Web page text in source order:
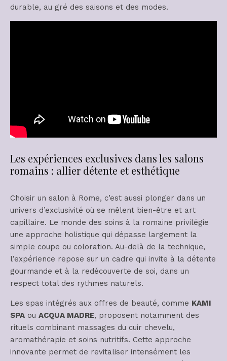
durable, au gré des saisons et des modes.
Les expériences exclusives dans les salons
romains : allier détente et esthétique
Choisir un salon à Rome, c’est aussi plonger dans un
univers d’exclusivité où se mêlent bien-être et art
capillaire. Le monde des soins à la romaine privilégie
une approche holistique qui dépasse largement la
simple coupe ou coloration. Au-delà de la technique,
l’expérience repose sur un cadre qui invite à la détente
gourmande et à la redécouverte de soi, dans un
respect total des rythmes naturels.
Les spas intégrés aux offres de beauté, comme KAMI
SPA ou ACQUA MADRE, proposent notamment des
rituels combinant massages du cuir chevelu,
aromathérapie et soins nutritifs. Cette approche
innovante permet de revitaliser intensément les